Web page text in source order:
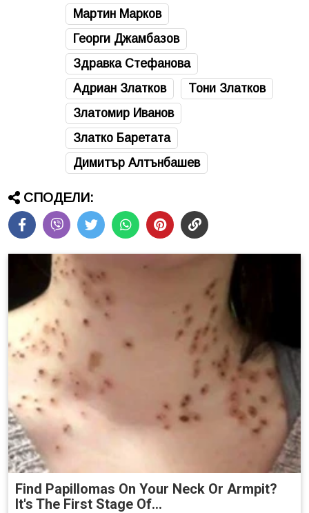
Мартин Марков
Георги Джамбазов
Здравка Стефанова
Адриан Златков
Тони Златков
Златомир Иванов
Златко Баретата
Димитър Алтънбашев
СПОДЕЛИ:
Find Papillomas On Your Neck Or Armpit?
It's The First Stage Of...